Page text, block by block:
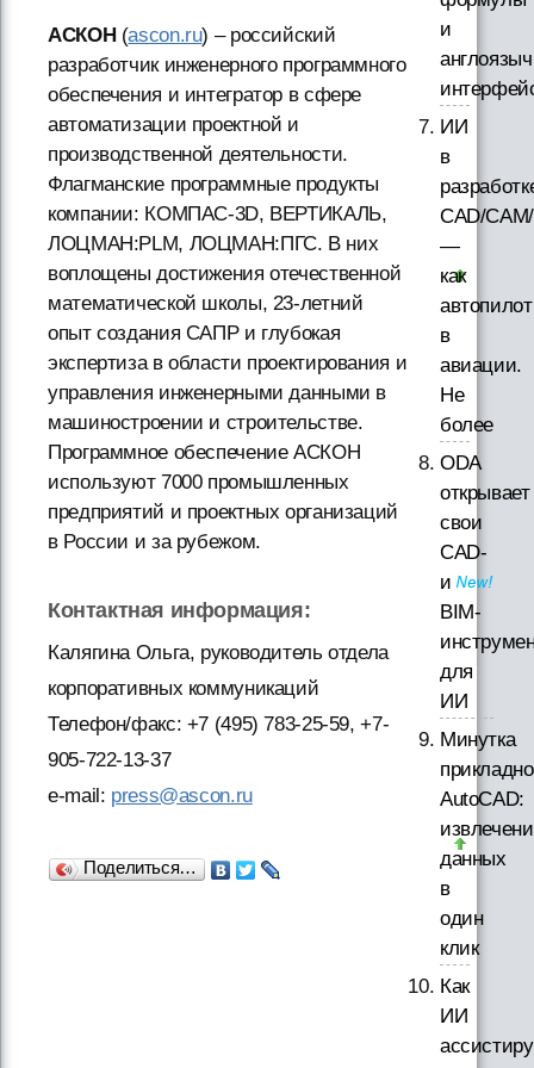
АСКОН(ascon.ru) – российский
разработчик инженерного программного
обеспечения и интегратор в сфере
автоматизации проектной и
производственной деятельности.
Флагманские программные продукты
компании: КОМПАС-3D, ВЕРТИКАЛЬ,
ЛОЦМАН:PLM, ЛОЦМАН:ПГС. В них
воплощены достижения отечественной
математической школы, 23-летний
опыт создания САПР и глубокая
экспертиза в области проектирования и
управления инженерными данными в
машиностроении и строительстве.
Программное обеспечение АСКОН
используют 7000 промышленных
предприятий и проектных организаций
в России и за рубежом.
Контактная информация:
Калягина Ольга, руководитель отдела
корпоративных коммуникаций
Телефон/факс: +7 (495) 783-25-59, +7-
905-722-13-37
e-mail: press@ascon.ru
Поделиться…
и
ИИ
в
CAD/
—
как
автопилот
в
авиации.
Не
более
ODA
открывает
свои
CAD-
и
BIM-
для
ИИ
Минутка
AutoCAD:
данных
в
один
клик
Как
ИИ